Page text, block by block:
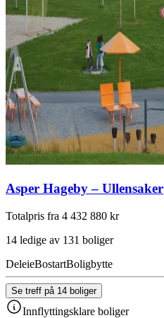
Asper Hageby – Ullensaker
Totalpris fra 4 432 880 kr
14 ledige av 131 boliger
DeleieBostartBoligbytte
Se treff på 14 boliger
Innflyttingsklare boliger